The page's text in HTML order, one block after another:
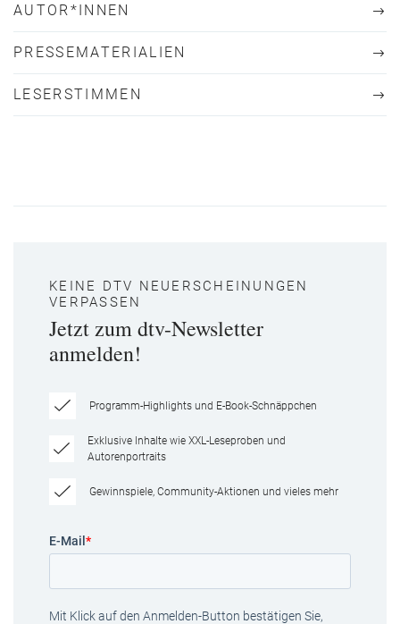
AUTOR*INNEN
PRESSEMATERIALIEN
LESERSTIMMEN
KEINE DTV NEUERSCHEINUNGEN
VERPASSEN
Jetzt zum dtv-Newsletter
anmelden!
Programm-Highlights und E-Book-Schnäppchen
Exklusive Inhalte wie XXL-Leseproben und
Autorenportraits
Gewinnspiele, Community-Aktionen und vieles mehr
E-Mail *
Mit Klick auf den Anmelden-Button bestätigen Sie,